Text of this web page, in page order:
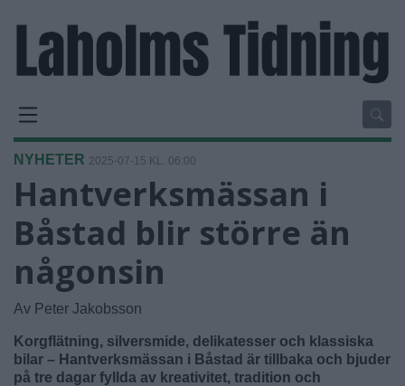
NYHETER 2025-07-15 KL. 06:00
Hantverksmässan i
Båstad blir större än
någonsin
Av Peter Jakobsson
Korgflätning, silversmide, delikatesser och klassiska
bilar – Hantverksmässan i Båstad är tillbaka och bjuder
på tre dagar fyllda av kreativitet, tradition och